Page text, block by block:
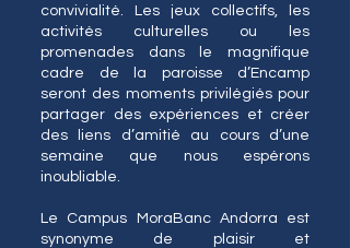
convivialité. Les jeux collectifs, les
activités culturelles ou les
promenades dans le magnifique
cadre de la paroisse d’Encamp
seront des moments privilégiés pour
partager des expériences et créer
des liens d’amitié au cours d’une
semaine que nous espérons
inoubliable.
Le Campus MoraBanc Andorra est
synonyme de plaisir et